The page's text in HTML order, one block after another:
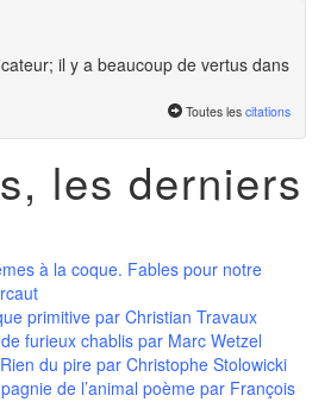
il y a beaucoup de vertus dans
Toutes les citations
les derniers
à la coque. Fables pour notre
primitive par Christian Travaux
furieux chablis par Marc Wetzel
du pire par Christophe Stolowicki
de l’animal poème par François